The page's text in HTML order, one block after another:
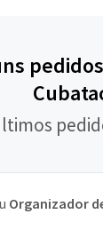
Organizador